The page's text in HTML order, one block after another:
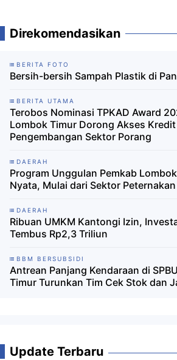
Direkomendasikan
BERITA FOTO
Bersih-bersih Sampah Plastik di
BERITA UTAMA
Terobos Nominasi TPKAD Award
Lombok Timur Dorong Akses
Pengembangan Sektor Porang
DAERAH
Program Unggulan Pemkab
Nyata, Mulai dari Sektor
DAERAH
Ribuan UMKM Kantongi Izin,
Tembus Rp2,3 Triliun
BBM BERSUBSIDI
Antrean Panjang Kendaraan di
Timur Turunkan Tim Cek Stok dan
Update Terbaru